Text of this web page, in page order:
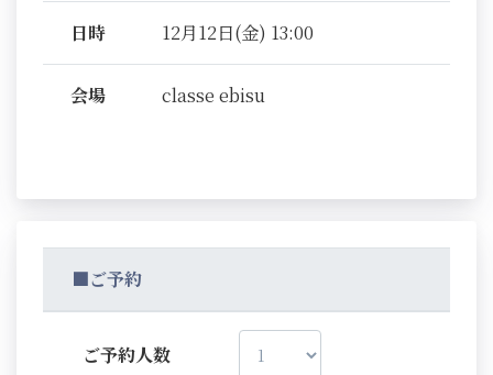
日時 12月12日(金) 13:00
会場 classe ebisu
■ご予約
ご予約人数